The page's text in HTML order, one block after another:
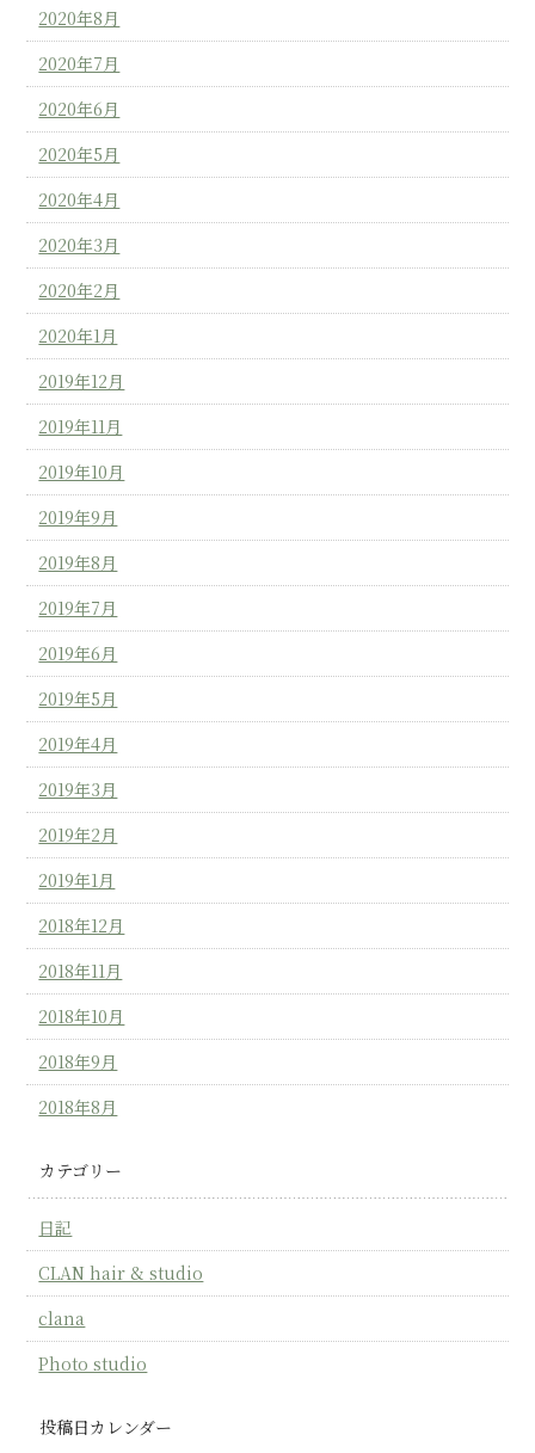
2020年8月
2020年7月
2020年6月
2020年5月
2020年4月
2020年3月
2020年2月
2020年1月
2019年12月
2019年11月
2019年10月
2019年9月
2019年8月
2019年7月
2019年6月
2019年5月
2019年4月
2019年3月
2019年2月
2019年1月
2018年12月
2018年11月
2018年10月
2018年9月
2018年8月
カテゴリー
日記
CLAN hair & studio
clana
Photo studio
投稿日カレンダー